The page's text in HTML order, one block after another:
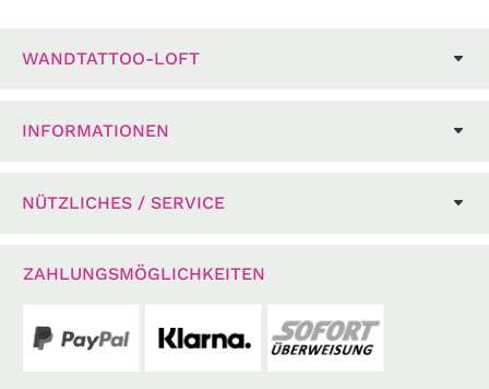
WANDTATTOO-LOFT
INFORMATIONEN
NÜTZLICHES / SERVICE
ZAHLUNGSMÖGLICHKEITEN